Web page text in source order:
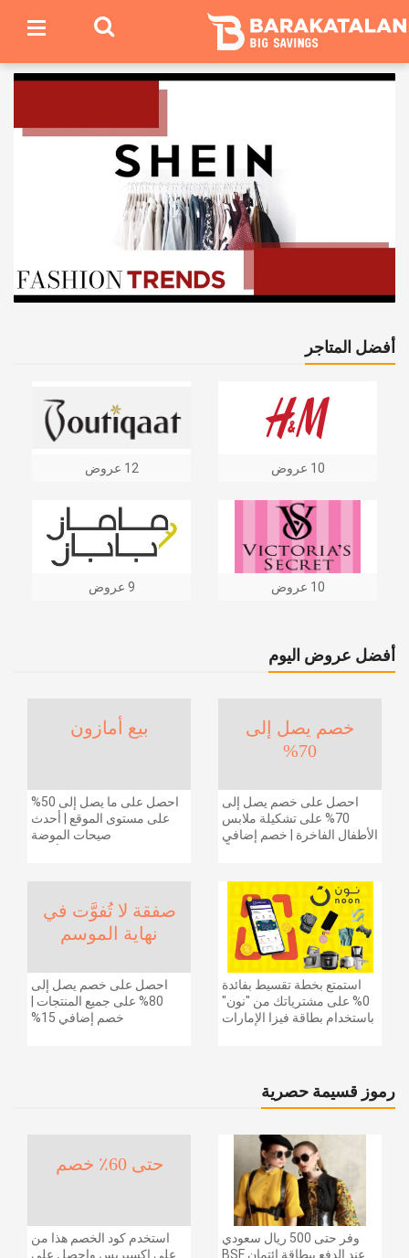
أفضل المتاجر
12 عروض 10 عروض
9 عروض 10 عروض
أفضل عروض اليوم
بيع أمازون
احصل على ما يصل إلى 50%
على مستوى الموقع | أحدث
صيحات الموضة
خصم يصل إلى
70%
احصل على خصم يصل إلى
70% على تشكيلة ملابس
الأطفال الفاخرة | خصم إضافي
صفقة لا تُفوَّت في
نهاية الموسم
احصل على خصم يصل إلى
80% على جميع المنتجات |
خصم إضافي 15%
استمتع بخطة تقسيط بفائدة
0% على مشترياتك من "نون"
باستخدام بطاقة فيزا الإمارات
رموز قسيمة حصرية
حتى 60٪ خصم
استخدم كود الخصم هذا من
علي إكسبريس واحصل على
وفر حتى 500 ريال سعودي
عند الدفع ببطاقة ائتمان BSF